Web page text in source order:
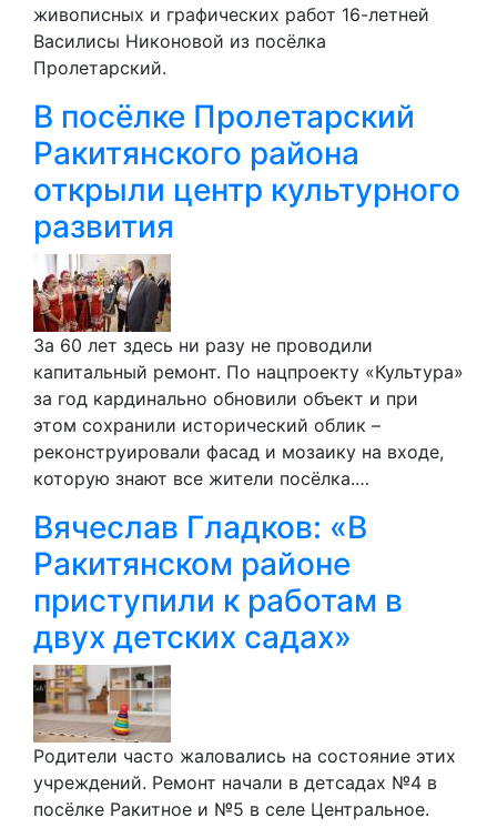
живописных и графических работ 16-летней
Василисы Никоновой из посёлка
Пролетарский.
В посёлке Пролетарский
Ракитянского района
открыли центр культурного
развития
За 60 лет здесь ни разу не проводили
капитальный ремонт. По нацпроекту «Культура»
за год кардинально обновили объект и при
этом сохранили исторический облик –
реконструировали фасад и мозаику на входе,
которую знают все жители посёлка.…
Вячеслав Гладков: «В
Ракитянском районе
приступили к работам в
двух детских садах»
Родители часто жаловались на состояние этих
учреждений. Ремонт начали в детсадах №4 в
посёлке Ракитное и №5 в селе Центральное.